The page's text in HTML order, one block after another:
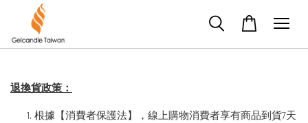
退換貨政策：
根據【消費者保護法】，線上購物消費者享有商品到貨7天